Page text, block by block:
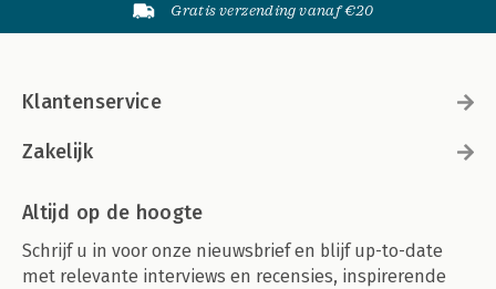
Gratis verzending vanaf €20
Klantenservice
Zakelijk
Altijd op de hoogte
Schrijf u in voor onze nieuwsbrief en blijf up-to-date
met relevante interviews en recensies, inspirerende